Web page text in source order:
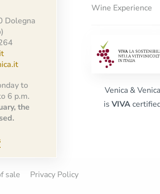
Dolegna
to
6 p.m.
the
Wine Experience
Venica & Venica
isVIVA
sale
Privacy Policy